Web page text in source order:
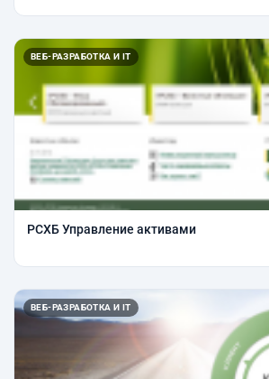
ВЕБ-РАЗРАБОТКА И IT
РСХБ Управление активами
ВЕБ-РАЗРАБОТКА И IT